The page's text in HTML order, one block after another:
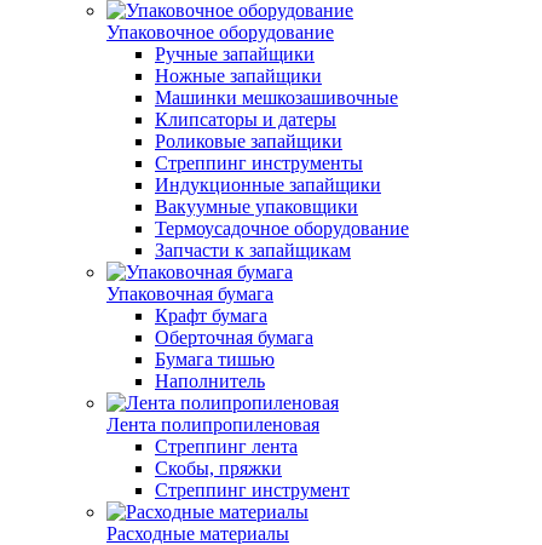
Упаковочное оборудование
Ручные запайщики
Ножные запайщики
Машинки мешкозашивочные
Клипсаторы и датеры
Роликовые запайщики
Стреппинг инструменты
Индукционные запайщики
Вакуумные упаковщики
Термоусадочное оборудование
Запчасти к запайщикам
Упаковочная бумага
Крафт бумага
Оберточная бумага
Бумага тишью
Наполнитель
Лента полипропиленовая
Стреппинг лента
Скобы, пряжки
Стреппинг инструмент
Расходные материалы